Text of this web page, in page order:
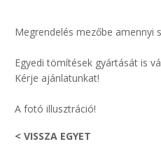
Megrendelés mezőbe amennyi
Egyedi tömítések gyártását is
Kérje ajánlatunkat!
A fotó illusztráció!
< VISSZA EGYET